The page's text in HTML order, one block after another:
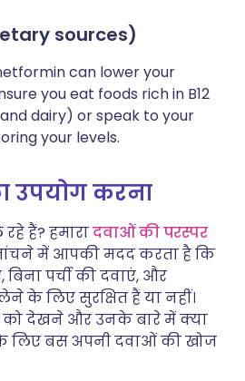
sources)
can lower your
you eat foods rich in B12
dairy) or speak to your
your levels.
उपयोग करना
हैं? हमारादवाओं की परस्पर
में आपकी मदद करता है कि
पर्ची की दवाएं, और
के लिए सुरक्षित हैं या नहीं।
को देखने और उनके बारे में क्या
लिए बस अपनी दवाओं की खोज